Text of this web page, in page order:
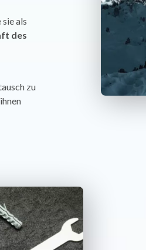
als
des
zu